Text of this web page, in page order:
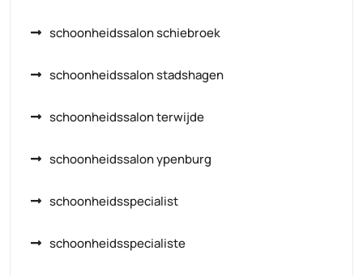
schoonheidssalon schiebroek
schoonheidssalon stadshagen
schoonheidssalon terwijde
schoonheidssalon ypenburg
schoonheidsspecialist
schoonheidsspecialiste